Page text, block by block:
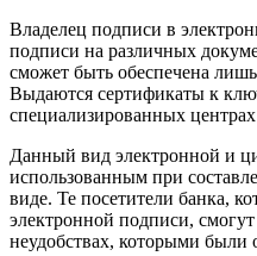
Владелец подписи в
подписи на различных
сможет быть обеспечена
Выдаются сертификаты к
специализированных
Данный вид электронной и
использованным при
виде. Те посетители банка,
электронной подписи,
неудобствах, которыми были